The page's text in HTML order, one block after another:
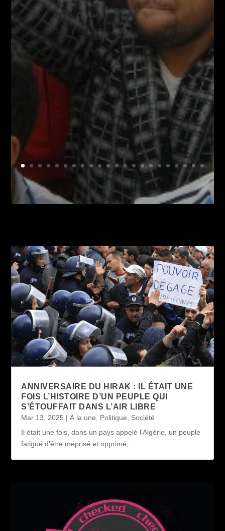
ANNIVERSAIRE DU HIRAK : IL ÉTAIT UNE
FOIS L’HISTOIRE D’UN PEUPLE QUI
S’ÉTOUFFAIT DANS L’AIR LIBRE
Mar 13, 2025 |À la une Politique
Société
Il était une fois, dans un pays appelé l'Algérie, un peuple
fatigué d'être méprisé et opprimé,...